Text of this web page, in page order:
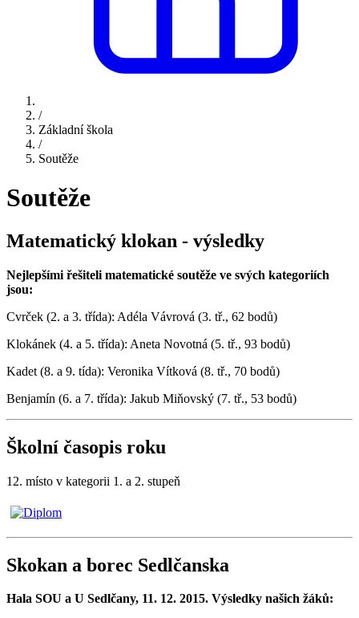
/
Základní škola
/
Soutěže
Soutěže
Matematický klokan - výsledky
Nejlepšími řešiteli matematické soutěže ve svých kategoriích
jsou:
Cvrček (2. a 3. třída): Adéla Vávrová (3. tř., 62 bodů)
Klokánek (4. a 5. třída): Aneta Novotná (5. tř., 93 bodů)
Kadet (8. a 9. tída): Veronika Vítková (8. tř., 70 bodů)
Benjamín (6. a 7. třída): Jakub Miňovský (7. tř., 53 bodů)
Školní časopis roku
12. místo v kategorii 1. a 2. stupeň
Skokan a borec Sedlčanska
Hala SOU a U Sedlčany, 11. 12. 2015. Výsledky našich žáků: